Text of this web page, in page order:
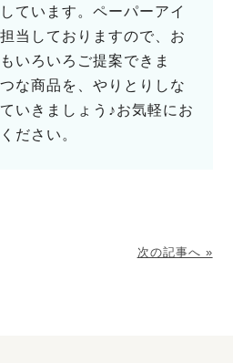
ています。ペーパーアイ
当しておりますので、お
いろいろご提案できま
な商品を、やりとりしな
いきましょう♪お気軽にお
ださい。
次の記事へ »